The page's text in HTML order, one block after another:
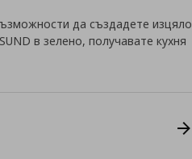
да създадете изцяло
в зелено, получавате кухня